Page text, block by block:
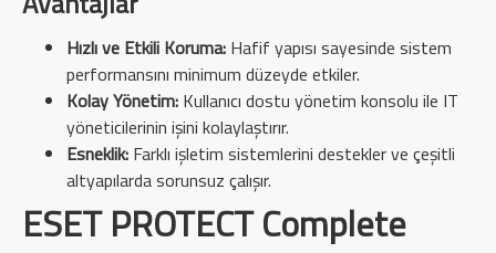
Hızlı ve Etkili Koruma: Hafif yapısı sayesinde sistem
performansını minimum düzeyde etkiler.
Kolay Yönetim: Kullanıcı dostu yönetim konsolu ile IT
yöneticilerinin işini kolaylaştırır.
Esneklik: Farklı işletim sistemlerini destekler ve çeşitli
altyapılarda sorunsuz çalışır.
ESET PROTECT Complete